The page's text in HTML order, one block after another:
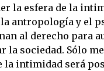
la esfera de la
la antropología y el
al derecho para
la sociedad. Sólo
la intimidad será